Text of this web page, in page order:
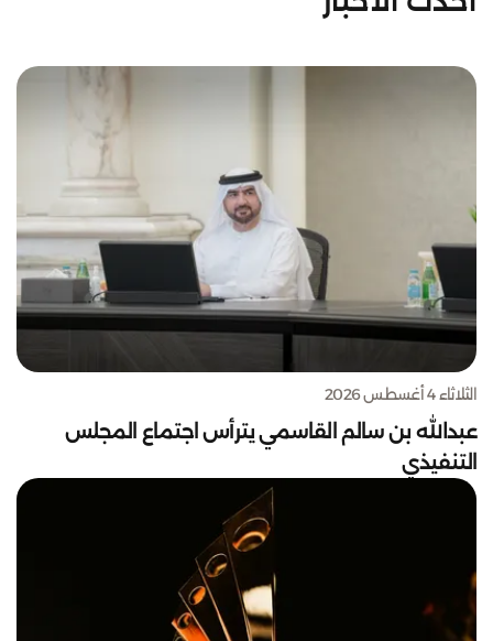
الثلاثاء 4 أغسطس 2026
عبدالله بن سالم القاسمي يترأس اجتماع المجلس
التنفيذي